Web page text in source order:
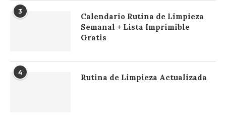
3
Calendario Rutina de Limpieza
Semanal + Lista Imprimible
Gratis
4
Rutina de Limpieza Actualizada